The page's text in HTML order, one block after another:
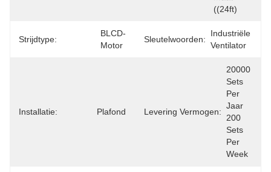
((24ft)
Strijdtype:
BLCD-
Motor
Sleutelwoorden:
Industriële
Ventilator
Installatie: Plafond Levering Vermogen:
20000
Sets
Per
Jaar
200
Sets
Per
Week